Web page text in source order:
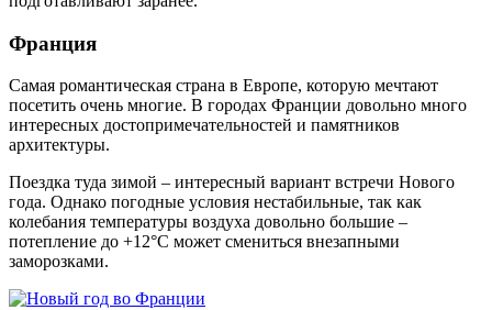
Франция
Самая романтическая страна в Европе, которую мечтают
посетить очень многие. В городах Франции довольно много
интересных достопримечательностей и памятников
архитектуры.
Поездка туда зимой – интересный вариант встречи Нового
года. Однако погодные условия нестабильные, так как
колебания температуры воздуха довольно большие –
потепление до +12°C может смениться внезапными
заморозками.